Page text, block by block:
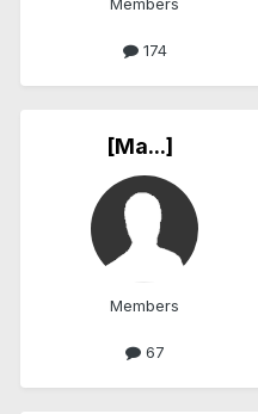
174
[Ma...]
Members
67